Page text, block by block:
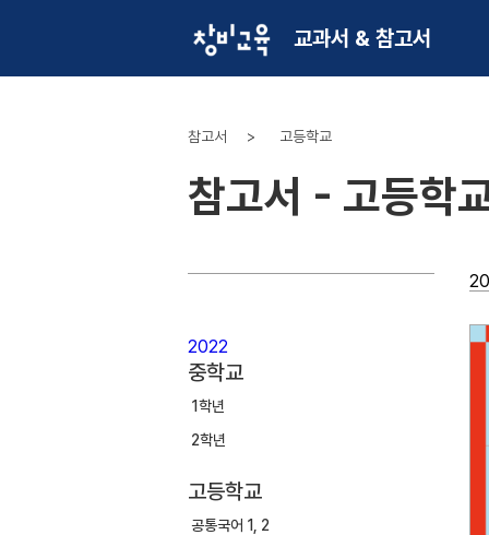
교과서 & 참고서
참고서 고등학교
참고서 - 고등학
2022
중학교
1학년
2학년
고등학교
공통국어 1, 2